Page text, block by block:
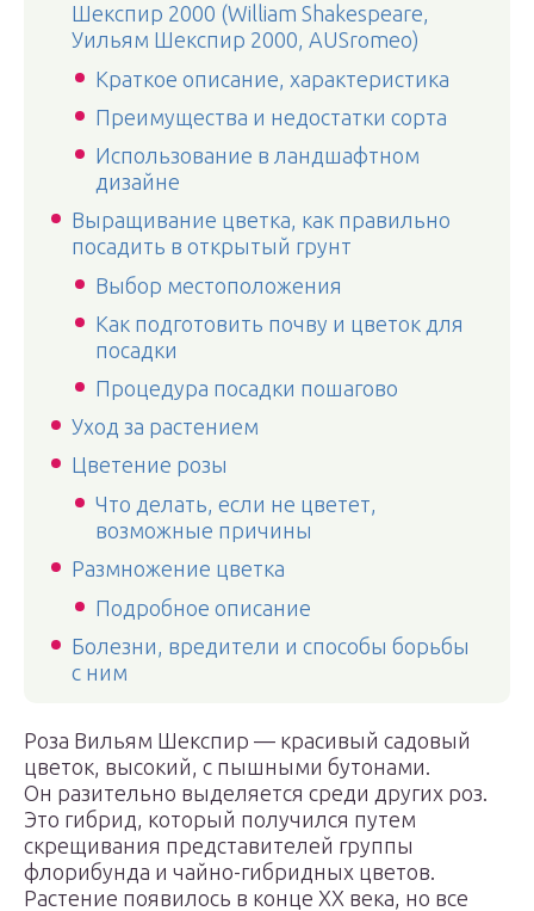
Шекспир 2000 (William Shakespeare,
Уильям Шекспир 2000, AUSromeo)
Краткое описание, характеристика
Преимущества и недостатки сорта
Использование в ландшафтном
дизайне
Выращивание цветка, как правильно
посадить в открытый грунт
Выбор местоположения
Как подготовить почву и цветок для
посадки
Процедура посадки пошагово
Уход за растением
Цветение розы
Что делать, если не цветет,
возможные причины
Размножение цветка
Подробное описание
Болезни, вредители и способы борьбы
с ним
Роза Вильям Шекспир — красивый садовый
цветок, высокий, с пышными бутонами.
Он разительно выделяется среди других роз.
Это гибрид, который получился путем
скрещивания представителей группы
флорибунда и чайно-гибридных цветов.
Растение появилось в конце XX века, но все